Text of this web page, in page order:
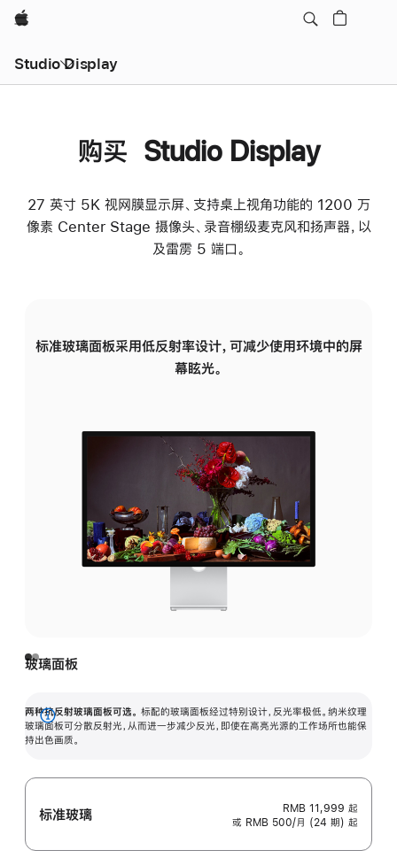
Apple
Studio Display
购买 Studio Display
27 英寸 5K 视网膜显示屏、支持桌上视角功能的 1200 万
像素 Center Stage 摄像头、录音棚级麦克风和扬声器，以
及雷雳 5 端口。
标准玻璃面板采用低反射率设计，可减少使用环境中的屏
幕眩光。
玻璃面板
两种抗反射玻璃面板可选。 标配的玻璃面板经过特别设计，反光率极低。纳米纹理
玻璃面板可分散反射光，从而进一步减少反光，即使在高亮光源的工作场所也能保
持出色画质。
展
开
标准玻璃 RMB 11,999 起
或 RMB 500/月 (24 期) 起